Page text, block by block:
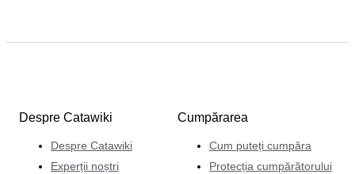
Despre Catawiki
Despre Catawiki
Experții noștri
Cumpărarea
Cum puteți cumpăra
Protecția cumpărătorului